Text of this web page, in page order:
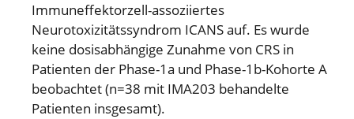
Immuneffektorzell-assoziiertes
Neurotoxizitätssyndrom ICANS auf. Es wurde
keine dosisabhängige Zunahme von CRS in
Patienten der Phase-1a und Phase-1b-Kohorte A
beobachtet (n=38 mit IMA203 behandelte
Patienten insgesamt).